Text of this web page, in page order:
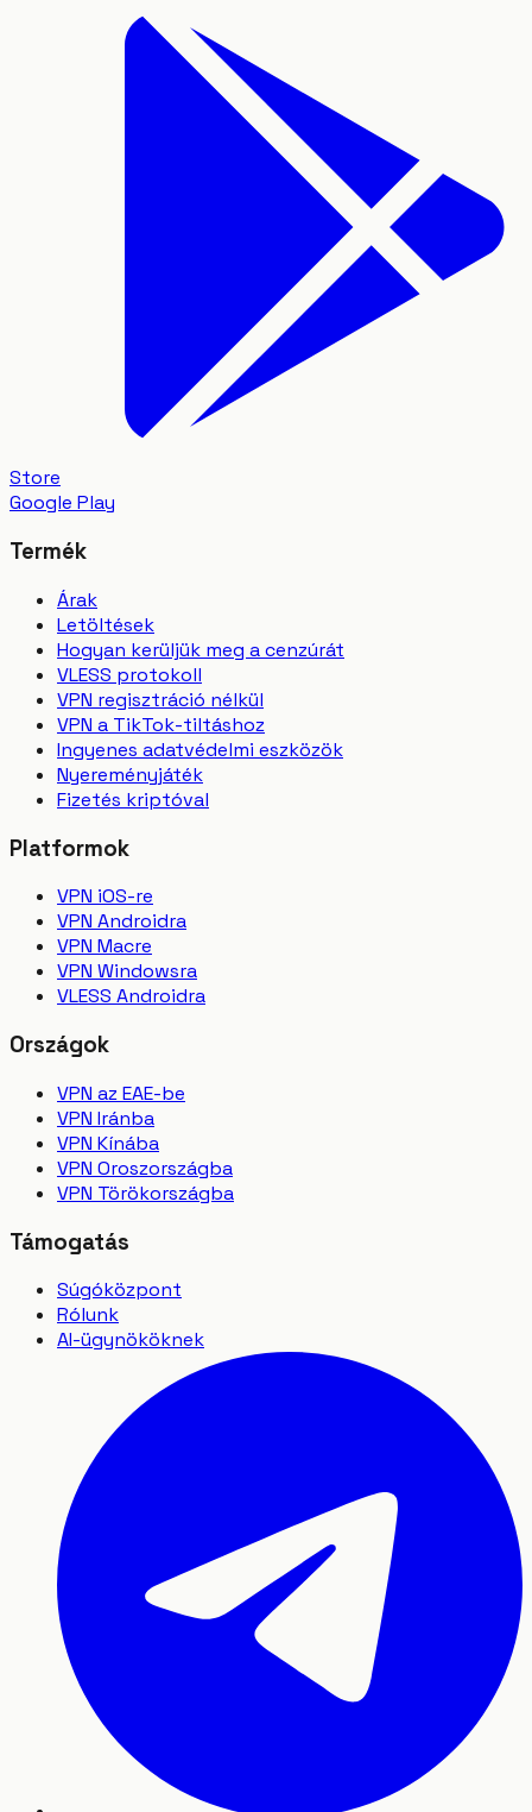
Store
Google Play
Termék
Árak
Letöltések
Hogyan kerüljük meg a cenzúrát
VLESS protokoll
VPN regisztráció nélkül
VPN a TikTok-tiltáshoz
Ingyenes adatvédelmi eszközök
Nyereményjáték
Fizetés kriptóval
Platformok
VPN iOS-re
VPN Androidra
VPN Macre
VPN Windowsra
VLESS Androidra
Országok
VPN az EAE-be
VPN Iránba
VPN Kínába
VPN Oroszországba
VPN Törökországba
Támogatás
Súgóközpont
Rólunk
AI-ügynököknek